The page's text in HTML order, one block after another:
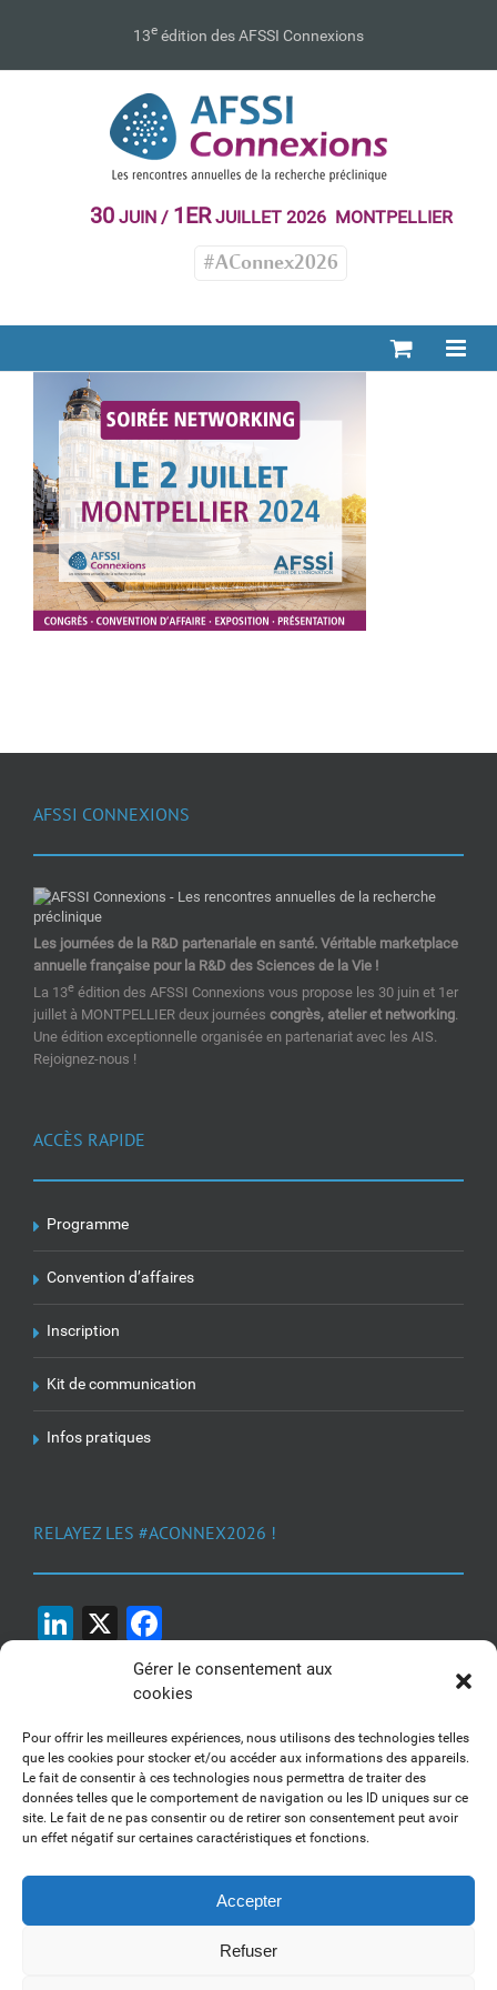
Gérer le consentement aux
cookies
Pour offrir les meilleures expériences, nous utilisons des technologies telles
que les cookies pour stocker et/ou accéder aux informations des appareils.
Le fait de consentir à ces technologies nous permettra de traiter des
données telles que le comportement de navigation ou les ID uniques sur ce
site. Le fait de ne pas consentir ou de retirer son consentement peut avoir
un effet négatif sur certaines caractéristiques et fonctions.
Accepter
Refuser
13e édition des AFSSI Connexions
30JUIN / 1ERJUILLET 2026 MONTPELLIER
#AConnex2026
AFSSI CONNEXIONS
Les journées de la R&D partenariale en santé. Véritable marketplace
annuelle française pour la R&D des Sciences de la Vie !
La 13e édition des AFSSI Connexions vous propose les 30 juin et 1er
juillet à MONTPELLIER deux journées congrès, atelier et networking.
Une édition exceptionnelle organisée en partenariat avec les AIS.
Rejoignez-nous !
ACCÈS RAPIDE
Programme
Convention d’affaires
Inscription
Kit de communication
Infos pratiques
RELAYEZ LES #ACONNEX2026 !
LinkedIn
X
1, 2, 3... Buzzez !
Découvrez nos kits communication